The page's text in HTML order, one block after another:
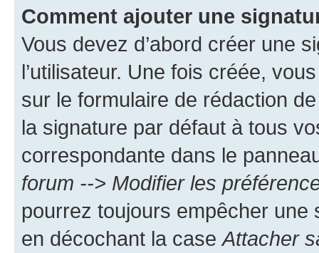
Comment ajouter une
Vous devez d’abord créer une
l’utilisateur. Une fois créée,
sur le formulaire de rédaction
la signature par défaut à tous
correspondante dans le
forum --> Modifier les
pourrez toujours empêcher une
en décochant la case Attacher